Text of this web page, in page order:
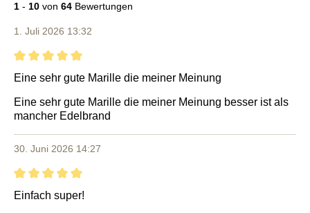
1 - 10 von 64 Bewertungen
1. Juli 2026 13:32
Bewertung mit 5 von 5 Sternen
Eine sehr gute Marille die meiner Meinung
Eine sehr gute Marille die meiner Meinung besser ist als
mancher Edelbrand
30. Juni 2026 14:27
Bewertung mit 5 von 5 Sternen
Einfach super!